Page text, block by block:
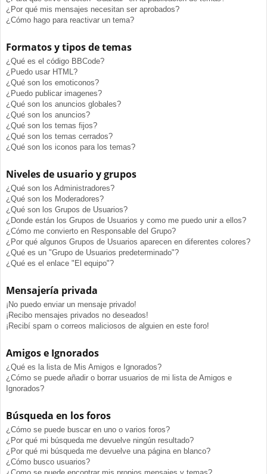
¿Por qué mis mensajes necesitan ser aprobados?
¿Cómo hago para reactivar un tema?
Formatos y tipos de temas
¿Qué es el código BBCode?
¿Puedo usar HTML?
¿Qué son los emoticonos?
¿Puedo publicar imagenes?
¿Qué son los anuncios globales?
¿Qué son los anuncios?
¿Qué son los temas fijos?
¿Qué son los temas cerrados?
¿Qué son los iconos para los temas?
Niveles de usuario y grupos
¿Qué son los Administradores?
¿Qué son los Moderadores?
¿Qué son los Grupos de Usuarios?
¿Donde están los Grupos de Usuarios y como me puedo unir a ellos?
¿Cómo me convierto en Responsable del Grupo?
¿Por qué algunos Grupos de Usuarios aparecen en diferentes colores?
¿Qué es un "Grupo de Usuarios predeterminado"?
¿Qué es el enlace "El equipo"?
Mensajería privada
¡No puedo enviar un mensaje privado!
¡Recibo mensajes privados no deseados!
¡Recibí spam o correos maliciosos de alguien en este foro!
Amigos e Ignorados
¿Qué es la lista de Mis Amigos e Ignorados?
¿Cómo se puede añadir o borrar usuarios de mi lista de Amigos e
Ignorados?
Búsqueda en los foros
¿Cómo se puede buscar en uno o varios foros?
¿Por qué mi búsqueda me devuelve ningún resultado?
¿Por qué mi búsqueda me devuelve una página en blanco?
¿Cómo busco usuarios?